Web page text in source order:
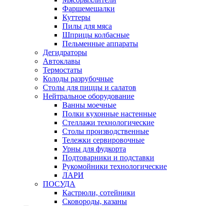
Фаршемешалки
Куттеры
Пилы для мяса
Шприцы колбасные
Пельменные аппараты
Дегидраторы
Автоклавы
Термостаты
Колоды разрубочные
Столы для пиццы и салатов
Нейтральное оборудование
Ванны моечные
Полки кухонные настенные
Стеллажи технологические
Столы производственные
Тележки сервировочные
Урны для фудкорта
Подтоварники и подставки
Рукомойники технологические
ЛАРИ
ПОСУДА
Кастрюли, сотейники
Сковороды, казаны